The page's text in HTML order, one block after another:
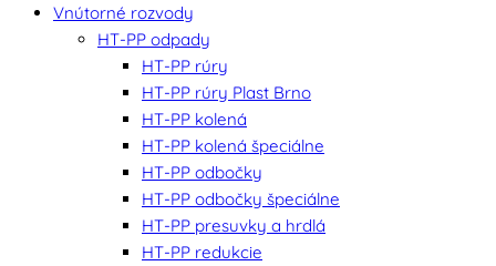
Vnútorné rozvody
HT-PP odpady
HT-PP rúry
HT-PP rúry Plast Brno
HT-PP kolená
HT-PP kolená špeciálne
HT-PP odbočky
HT-PP odbočky špeciálne
HT-PP presuvky a hrdlá
HT-PP redukcie